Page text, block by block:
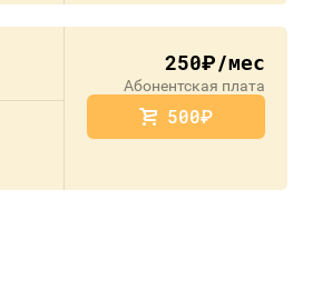
250руб./мес
Абонентская плата
500руб.